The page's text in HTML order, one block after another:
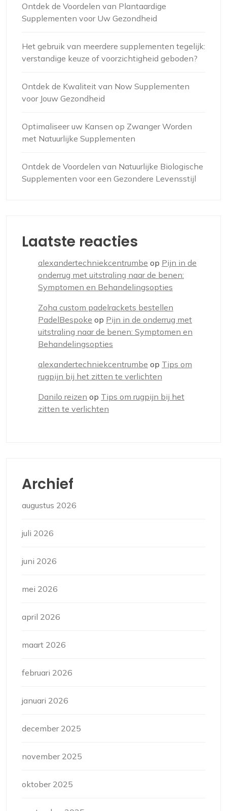
Ontdek de Voordelen van Plantaardige
Supplementen voor Uw Gezondheid
Het gebruik van meerdere supplementen tegelijk:
verstandige keuze of voorzichtigheid geboden?
Ontdek de Kwaliteit van Now Supplementen
voor Jouw Gezondheid
Optimaliseer uw Kansen op Zwanger Worden
met Natuurlijke Supplementen
Ontdek de Voordelen van Natuurlijke Biologische
Supplementen voor een Gezondere Levensstijl
Laatste reacties
alexandertechniekcentrumbe op Pijn in de
onderrug met uitstraling naar de benen:
Symptomen en Behandelingsopties
Zoha custom padelrackets bestellen
PadelBespoke op Pijn in de onderrug met
uitstraling naar de benen: Symptomen en
Behandelingsopties
alexandertechniekcentrumbe op Tips om
rugpijn bij het zitten te verlichten
Danilo reizen op Tips om rugpijn bij het
zitten te verlichten
Archief
augustus 2026
juli 2026
juni 2026
mei 2026
april 2026
maart 2026
februari 2026
januari 2026
december 2025
november 2025
oktober 2025